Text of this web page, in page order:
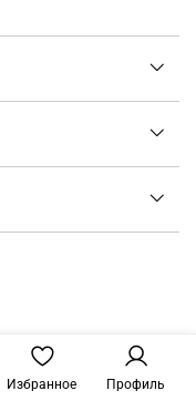
Избранное Профиль